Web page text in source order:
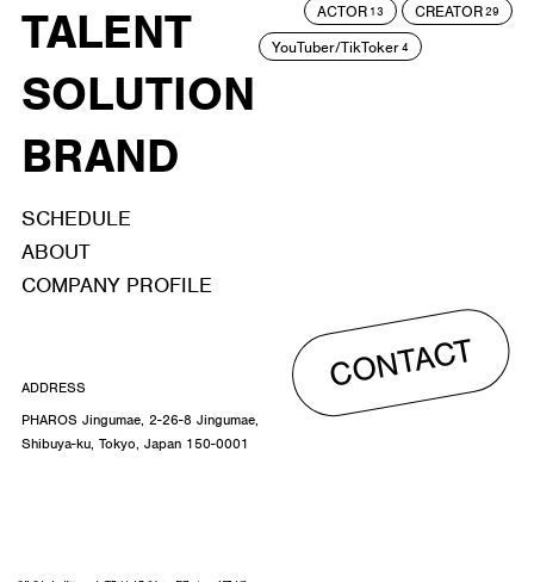
TALENT
SOLUTION
BRAND
ACTOR 13 CREATOR29
YouTuber/TikToker4
SCHEDULE
ABOUT
COMPANY PROFILE
CONTACT
ADDRESS
PHAROS Jingumae, 2-26-8 Jingumae,
Shibuya-ku, Tokyo, Japan 150-0001